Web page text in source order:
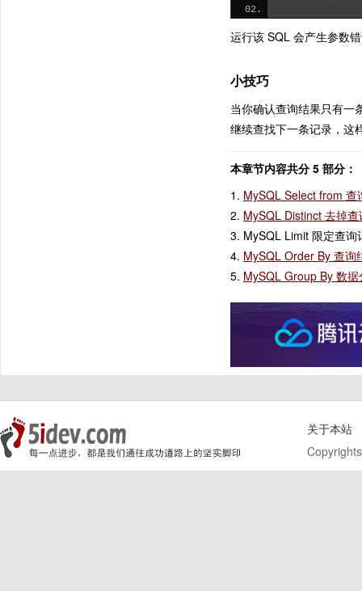
运行该 SQL 会产生参数
小技巧
当你确认查询结果只有一
继续查找下一条记录，这
本章节内容共分 5 部分：
1. MySQL Select from 查
2. MySQL Distinct 去掉
3. MySQL Limit 限定查询
4. MySQL Order By 查询
5. MySQL Group By 数据
关于本站